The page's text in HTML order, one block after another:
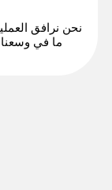
نحن نرافق
ما في وسعنا